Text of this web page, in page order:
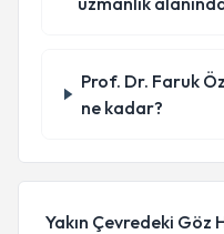
Prof. Dr. Faruk
ne kadar?
Yakın Çevredeki Göz